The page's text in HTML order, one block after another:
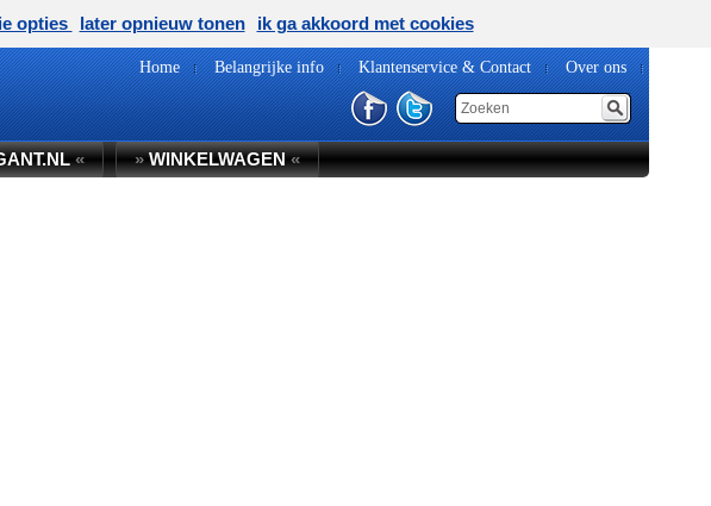
Home Belangrijke info Klantenservice & Contact Over ons
« »WINKELWAGEN«
opties later opnieuw tonen ik ga akkoord met cookies